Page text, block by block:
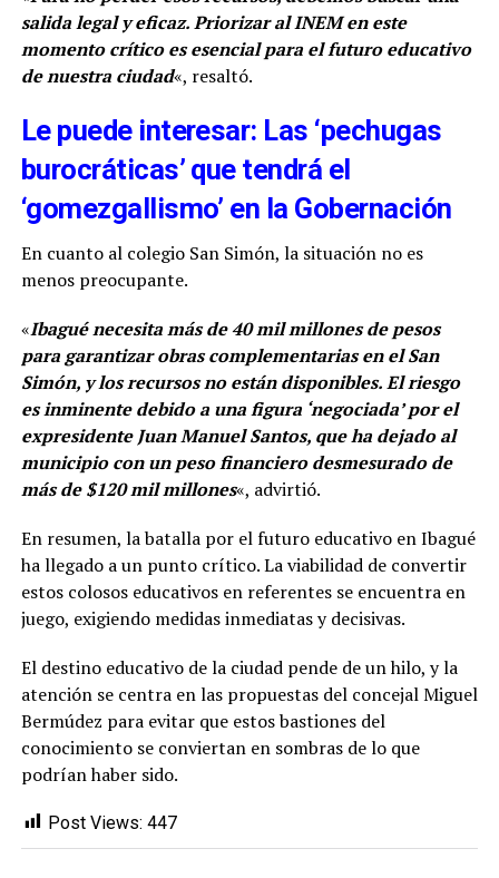
salida legal y eficaz. Priorizar al INEM en este
momento crítico es esencial para el futuro educativo
de nuestra ciudad«, resaltó.
Le puede interesar: Las ‘pechugas
burocráticas’ que tendrá el
‘gomezgallismo’ en la Gobernación
En cuanto al colegio San Simón, la situación no es
menos preocupante.
«Ibagué necesita más de 40 mil millones de pesos
para garantizar obras complementarias en el San
Simón, y los recursos no están disponibles. El riesgo
es inminente debido a una figura ‘negociada’ por el
expresidente Juan Manuel Santos, que ha dejado al
municipio con un peso financiero desmesurado de
más de $120 mil millones«, advirtió.
En resumen, la batalla por el futuro educativo en Ibagué
ha llegado a un punto crítico. La viabilidad de convertir
estos colosos educativos en referentes se encuentra en
juego, exigiendo medidas inmediatas y decisivas.
El destino educativo de la ciudad pende de un hilo, y la
atención se centra en las propuestas del concejal Miguel
Bermúdez para evitar que estos bastiones del
conocimiento se conviertan en sombras de lo que
podrían haber sido.
Post Views: 447